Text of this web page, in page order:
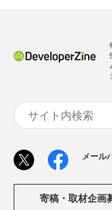
メール
寄稿・取材企画